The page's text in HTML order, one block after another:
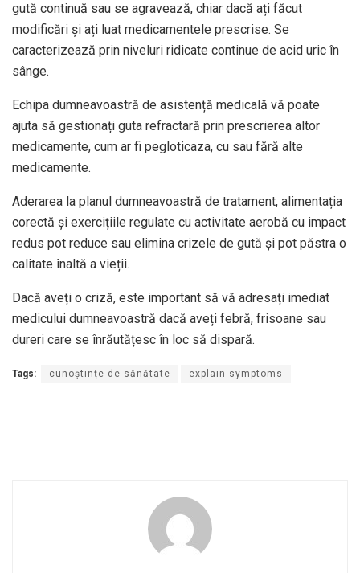
gută continuă sau se agravează, chiar dacă ați făcut
modificări și ați luat medicamentele prescrise. Se
caracterizează prin niveluri ridicate continue de acid uric în
sânge.
Echipa dumneavoastră de asistență medicală vă poate
ajuta să gestionați guta refractară prin prescrierea altor
medicamente, cum ar fi pegloticaza, cu sau fără alte
medicamente.
Aderarea la planul dumneavoastră de tratament, alimentația
corectă și exercițiile regulate cu activitate aerobă cu impact
redus pot reduce sau elimina crizele de gută și pot păstra o
calitate înaltă a vieții.
Dacă aveți o criză, este important să vă adresați imediat
medicului dumneavoastră dacă aveți febră, frisoane sau
dureri care se înrăutățesc în loc să dispară.
Tags: cunoștințe de sănătate explain symptoms